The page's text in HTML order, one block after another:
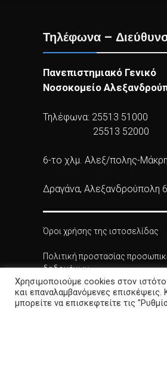
Τηλέφωνα –
Πανεπιστημιακό Γενικό
Νοσοκομείο
Τηλέφωνα: 25513 51000
25513 52000
6-το χλμ. Αλεξ/πολης-
Δραγάνα, Αλεξανδρούπολη
Όροι χρήσης της ιστοσελίδας
Πολιτική προστασίας
δεδομένων
Πολιτική Cookies
Χρησιμοποιούμε cookies στον
και επαναλαμβανόμενες
μπορείτε να επισκεφτείτε τις